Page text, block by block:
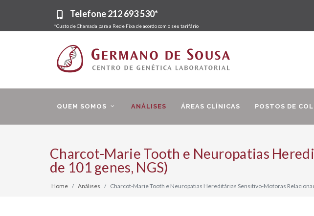
Telefone212 693 530*
*Custo de Chamada para a Rede Fixa de acordo com o seu tarifário
QUEM SOMOS ANÁLISES ÁREAS CLÍNICAS POSTOS DE
Charcot-Marie Tooth e Neuropatias
de 101 genes, NGS)
Home Análises Charcot-Marie Tooth e Neuropatias Hereditárias Sensitivo-Motoras